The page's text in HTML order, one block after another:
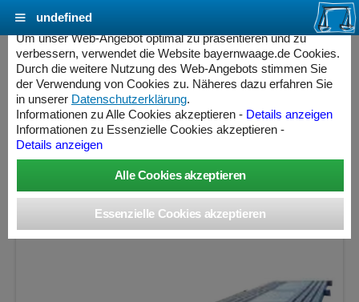
BWW Fahrzeugwaage Stahl Mobil - Truck Scale
- LKW Waage
Wägebereich: 30 / 50 t, eichfähig
Cookie Einstellungen - bayernwaage.de
Um unser Web-Angebot optimal zu präsentieren und zu
verbessern, verwendet die Website bayernwaage.de Cookies.
Durch die weitere Nutzung des Web-Angebots stimmen Sie
der Verwendung von Cookies zu. Näheres dazu erfahren Sie
in unserer Datenschutzerklärung.
Informationen zu Alle Cookies akzeptieren - Details anzeigen
Informationen zu Essenzielle Cookies akzeptieren -
Details anzeigen
undefined